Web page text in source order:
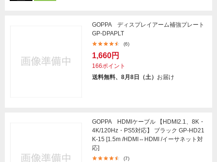
GOPPA ディスプレイアーム補強プレート
GP-DPAPLT
(6)
1,660円
166ポイント
送料無料、8月8日（土） お届け
GOPPA HDMIケーブル 【HDMI2.1、8K・
4K/120Hz・PS5対応】 ブラック GP-HD21
K-15 [1.5m /HDMI⇔HDMI /イーサネット対
応]
(7)